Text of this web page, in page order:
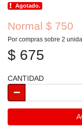
Agotado.
Normal $ 750
Por compras sobre 2
$ 675
CANTIDAD